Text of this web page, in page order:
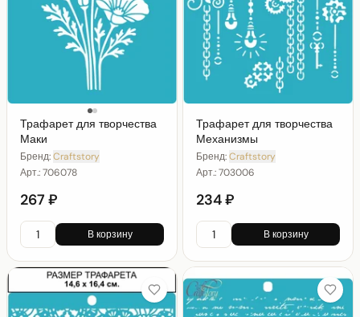
Трафарет для творчества
Маки
Бренд:Craftstory
Арт.:706078
267 ₽
В корзину
Трафарет для творчества
Механизмы
Бренд:Craftstory
Арт.:703006
234 ₽
В корзину